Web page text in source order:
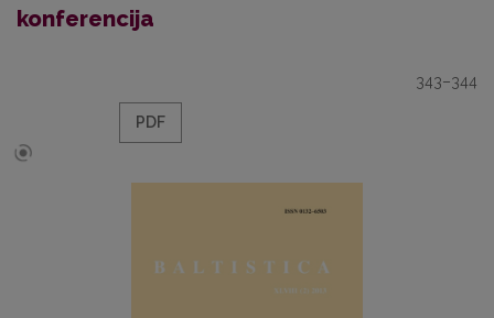
konferencija
343–344
PDF